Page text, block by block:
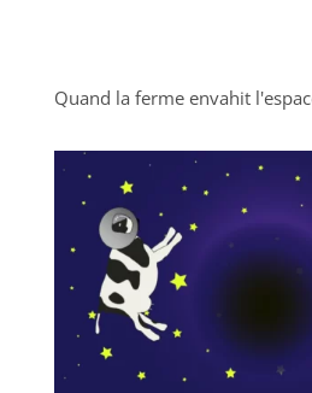
Quand la ferme envahit